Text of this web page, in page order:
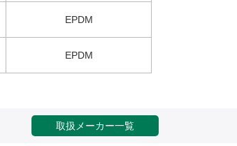
EPDM
EPDM
取扱メーカー一覧